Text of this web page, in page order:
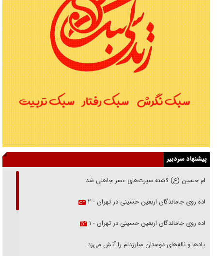
پیشنهاد سردبیر
امام حسین (ع) کشته سیرت‌های عصر جاهلی شد
پیاده روی جاماندگان اربعین حسینی در تهران - ۲
پیاده روی جاماندگان اربعین حسینی در تهران - ۱
فریاد‌ها و ناله‌های دوستان مبارزدلم را آتش می‌زد